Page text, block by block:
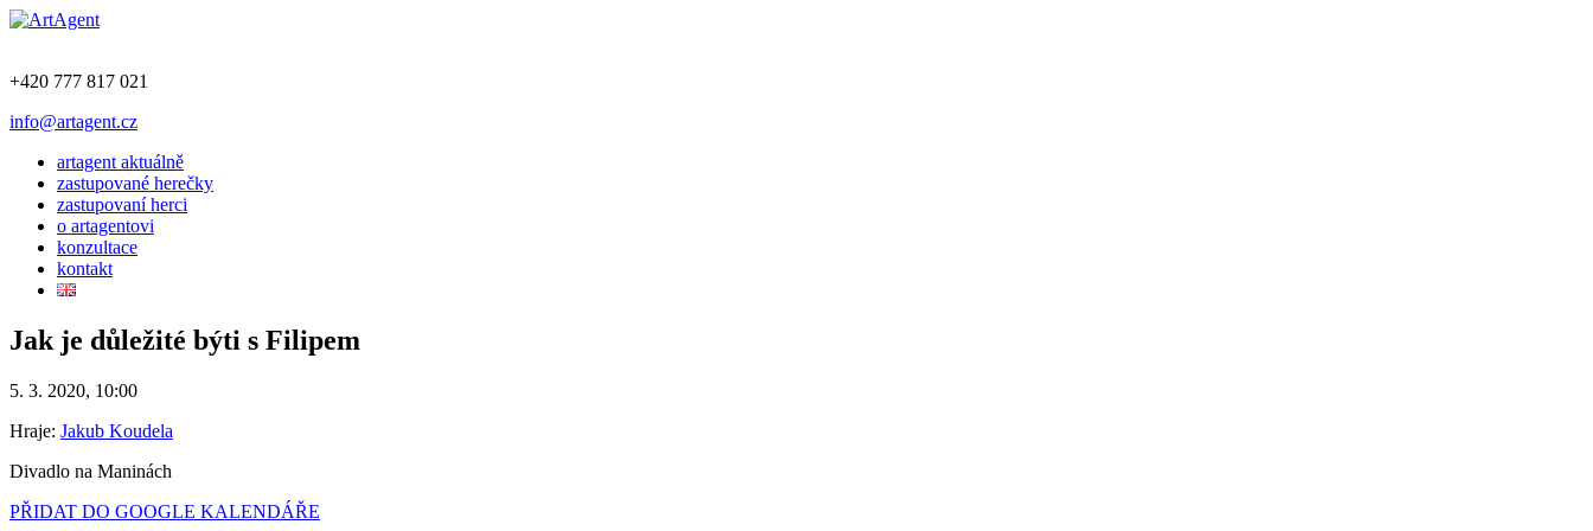
+420 777 817 021
info@artagent.cz
artagent aktuálně
zastupované herečky
zastupovaní herci
o artagentovi
konzultace
kontakt
Jak je důležité býti s Filipem
5. 3. 2020, 10:00
Hraje: Jakub Koudela
Divadlo na Maninách
PŘIDAT DO GOOGLE KALENDÁŘE